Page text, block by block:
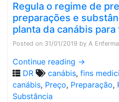
Regula o regime de
preparações e
planta da canábis
Posted on 31/01/2019 by A
Continue reading →
DR
canábis, fins
canábis, Preço, Preparação,
Substância